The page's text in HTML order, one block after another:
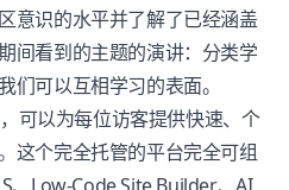
意识的水平并了解了已经涵盖
间看到的主题的演讲：分类学
们可以互相学习的表面。
可以为每位访客提供快速、个
这个完全托管的平台完全可组